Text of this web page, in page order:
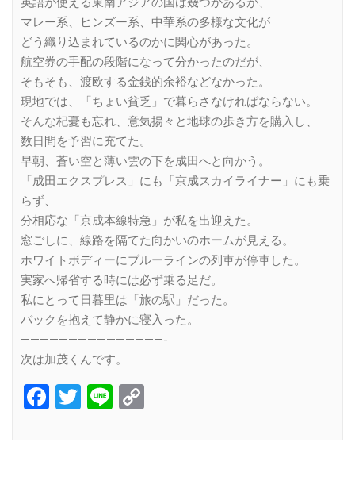
マレー系、ヒンズー系、中華系の多様な文化が
どう織り込まれているのかに関心があった。
航空券の手配の段階になって分かったのだが、
そもそも、渡欧する金銭的余裕などなかった。
現地では、「ちょい貧乏」で暮らさなければならない。
そんな杞憂も忘れ、意気揚々と地球の歩き方を購入し、
数日間を予習に充てた。
早朝、蒼い空と薄い雲の下を成田へと向かう。
「成田エクスプレス」にも「京成スカイライナー」にも乗
らず、
分相応な「京成本線特急」が私を出迎えた。
窓ごしに、線路を隔てた向かいのホームが見える。
ホワイトボディーにブルーラインの列車が停車した。
実家へ帰省する時には必ず乗る足だ。
私にとって日暮里は「旅の駅」だった。
バックを抱えて静かに寝入った。
———————————————-
次は加茂くんです。
Facebook
Twitter
Line